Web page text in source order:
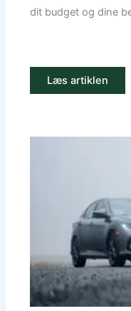
dit budget og dine
Læs artiklen